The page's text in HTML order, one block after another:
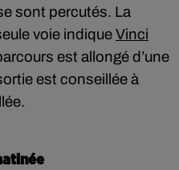
sont percutés. La
voie indique Vinci
est allongé d’une
est conseillée à